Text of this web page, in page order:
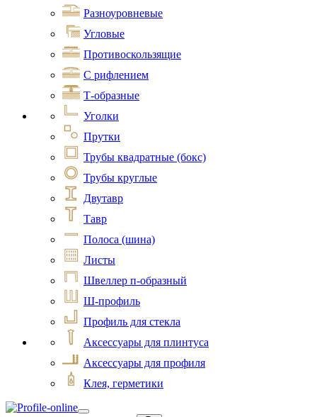
Разноуровневые
Угловые
Противоскользящие
С рифлением
Т-образные
Уголки
Прутки
Трубы квадратные (бокс)
Трубы круглые
Двутавр
Тавр
Полоса (шина)
Листы
Швеллер п-образный
Ш-профиль
Профиль для стекла
Аксессуары для плинтуса
Аксессуары для профиля
Клея, герметики